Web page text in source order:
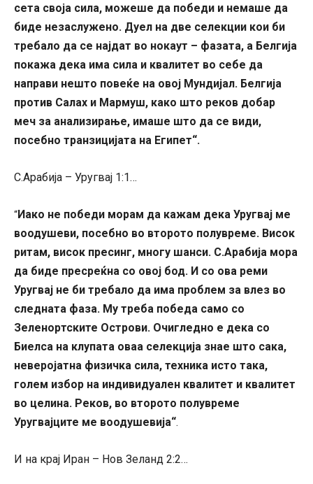
сета своја сила, можеше да победи и немаше да
биде незаслужено. Дуел на две селекции кои би
требало да се најдат во нокаут – фазата, а Белгија
покажа дека има сила и квалитет во себе да
направи нешто повеќе на овој Мундијал. Белгија
против Салах и Мармуш, како што реков добар
меч за анализирање, имаше што да се види,
посебно транзицијата на Египет“.
С.Арабија – Уругвај 1:1…
“Иако не победи морам да кажам дека Уругвај ме
воодушеви, посебно во второто полувреме. Висок
ритам, висок пресинг, многу шанси. С.Арабија мора
да биде пресреќна со овој бод. И со ова реми
Уругвај не би требало да има проблем за влез во
следната фаза. Му треба победа само со
Зеленортските Острови. Очигледно е дека со
Биелса на клупата оваа селекција знае што сака,
неверојатна физичка сила, техника исто така,
голем избор на индивидуален квалитет и квалитет
во целина. Реков, во второто полувреме
Уругвајците ме воодушевија“.
И на крај Иран – Нов Зеланд 2:2…